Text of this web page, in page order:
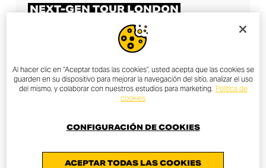
NEXT-GEN TOUR LONDON
Al hacer clic en “Aceptar todas las cookies”, usted acepta que las cookies se
guarden en su dispositivo para mejorar la navegación del sitio, analizar el uso
del mismo, y colaborar con nuestros estudios para marketing. Política de
cookies
ACEPTAR TODAS LAS COOKIES
CONFIGURACIÓN DE COOKIES